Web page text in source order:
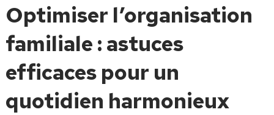
Optimiser l’organisation
familiale : astuces
efficaces pour un
quotidien harmonieux